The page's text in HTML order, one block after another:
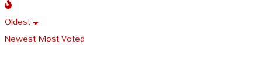
Oldest
NewestMost Voted